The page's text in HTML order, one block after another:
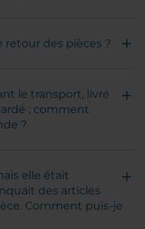
des pièces ?
le transport, livré
; comment
?
elle était
des articles
Comment puis-je